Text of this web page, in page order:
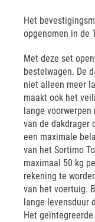
Het
opgenomen in de
Met deze set
bestelwagen. De
niet alleen meer
maakt ook het
lange
van de dakdrager
een maximale
van het Sortimo
maximaal 50 kg
rekening te
van het voertuig.
lange levensduur
Het